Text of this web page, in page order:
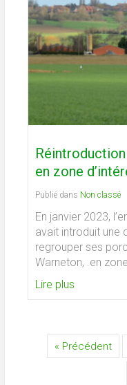
en zone
Publié dans Non classé
En janvier 2023,
avait introduit une
regrouper ses
Warneton, .en zone
Lire plus
« Précédent